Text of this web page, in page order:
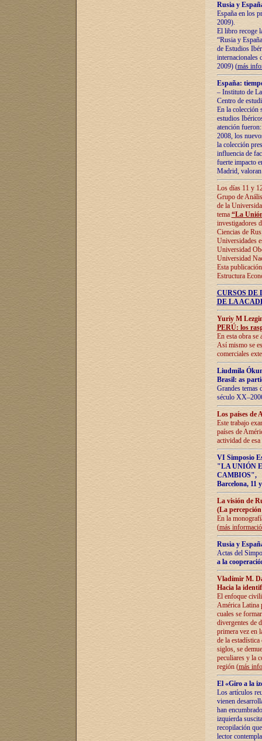
Rusia y
España en los
2009).
El libro recoge
“Rusia y
de Estudios
internacionales
2009) (más
España:
– Instituto de
Centro de
En la colección
estudios
atención
2008, los
la colección
influencia de
fuerte impacto
Madrid,
Los días 11 y
Grupo de
de la
tema “La
investigadores
Ciencias de
Universidades
Universidad
Universidad
Esta
Estructura
CURSOS
DE LA
Yuriy M
PERÚ: los
En esta obra se
Así mismo se
comerciales
Liudmila
Brasil: as
Grandes temas
século
Los países de
Este trabajo
países de
actividad de
VI Simposio
"LA UNIÓN
CAMBIOS",
Barcelona, 11
La visión de
(La
En la
(más
Rusia y
Actas del
a la
Vladímir M.
Hacia la
El enfoque
América Latina
cuales se
divergentes de
primera vez en
de la
siglos, se
peculiares y la
región (más
El «Giro a la
Los artículos
vienen
han
izquierda
recopilación
lector